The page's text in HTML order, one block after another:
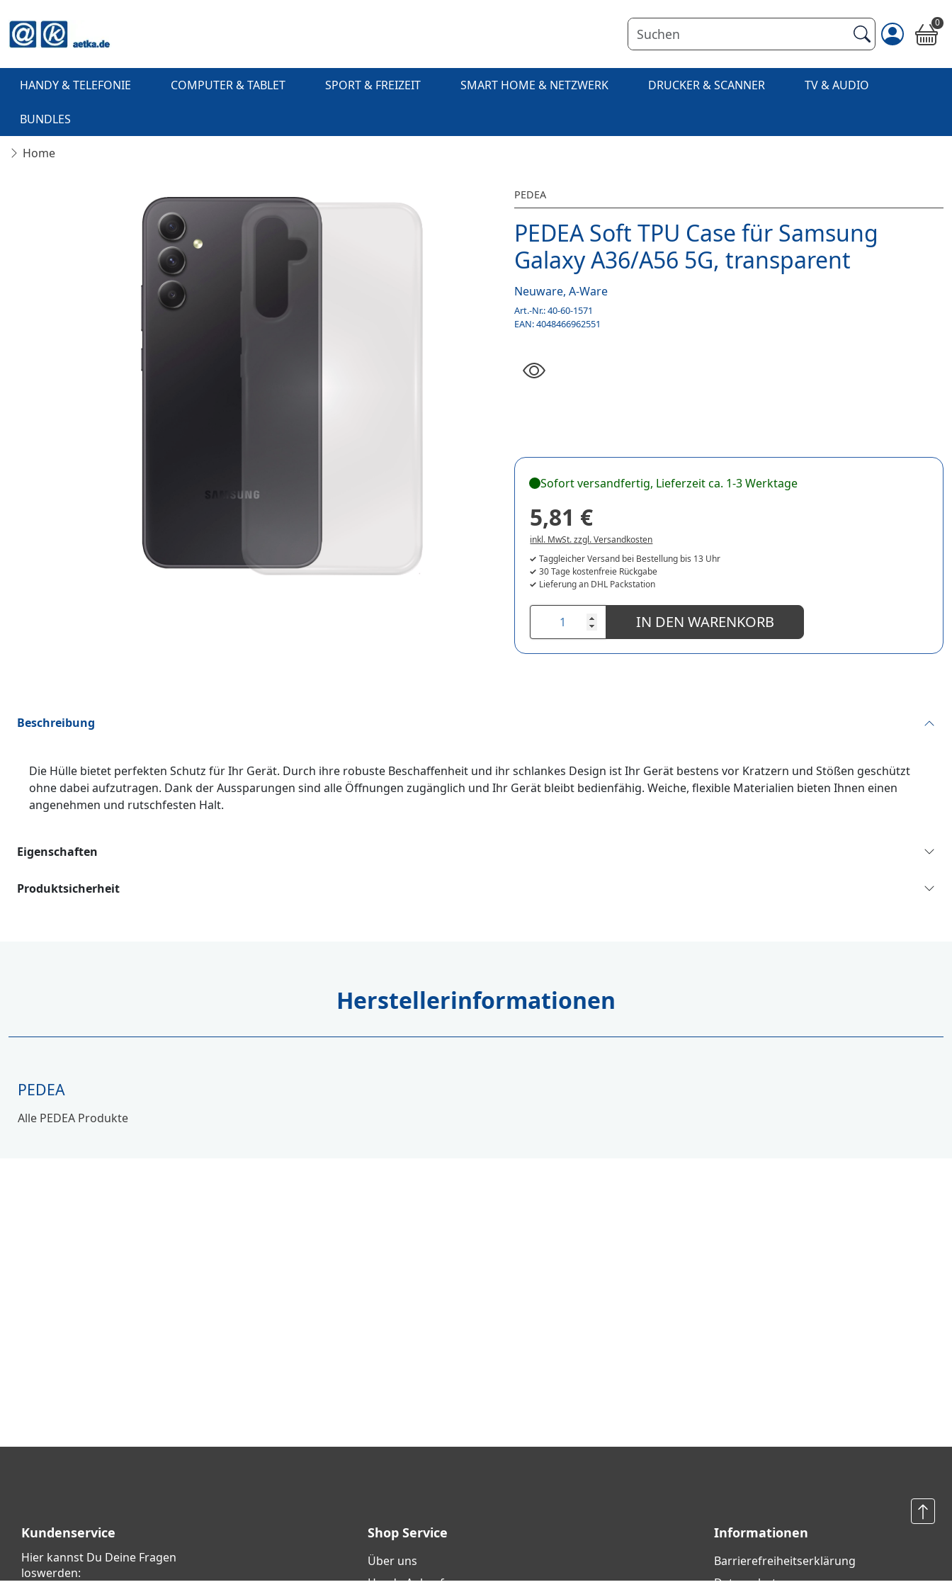
0
HANDY & TELEFONIE COMPUTER & TABLET SPORT & FREIZEIT SMART HOME & NETZWERK DRUCKER & SCANNER TV & AUDIO
BUNDLES
Home
PEDEA
PEDEA Soft TPU Case für Samsung
Galaxy A36/A56 5G, transparent
Neuware, A-Ware
Art.-Nr.:40-60-1571
EAN:4048466962551
Sofort versandfertig, Lieferzeit ca. 1-3 Werktage
5,81 €
inkl. MwSt. zzgl. Versandkosten
Taggleicher Versand bei Bestellung bis 13 Uhr
30 Tage kostenfreie Rückgabe
Lieferung an DHL Packstation
IN DEN WARENKORB
Beschreibung
Die Hülle bietet perfekten Schutz für Ihr Gerät. Durch ihre robuste Beschaffenheit und ihr schlankes Design ist Ihr Gerät bestens vor Kratzern und Stößen geschützt
ohne dabei aufzutragen. Dank der Aussparungen sind alle Öffnungen zugänglich und Ihr Gerät bleibt bedienfähig. Weiche, flexible Materialien bieten Ihnen einen
angenehmen und rutschfesten Halt.
Eigenschaften
Produktsicherheit
Herstellerinformationen
PEDEA
Alle PEDEA Produkte
Kundenservice
Hier kannst Du Deine Fragen
loswerden:
Shop Service
Über uns
Handy-Ankauf
Informationen
Barrierefreiheits­erklärung
Datenschutz